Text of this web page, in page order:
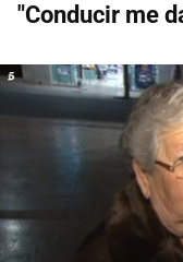
"Conducir me